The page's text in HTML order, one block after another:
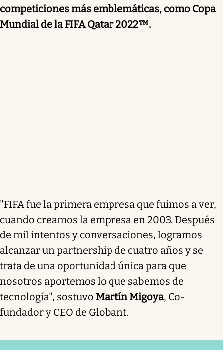
competiciones más emblemáticas, como Copa
Mundial de la FIFA Qatar 2022™.
"FIFA fue la primera empresa que fuimos a ver,
cuando creamos la empresa en 2003. Después
de mil intentos y conversaciones, logramos
alcanzar un partnership de cuatro años y se
trata de una oportunidad única para que
nosotros aportemos lo que sabemos de
tecnología", sostuvo Martín Migoya, Co-
fundador y CEO de Globant.